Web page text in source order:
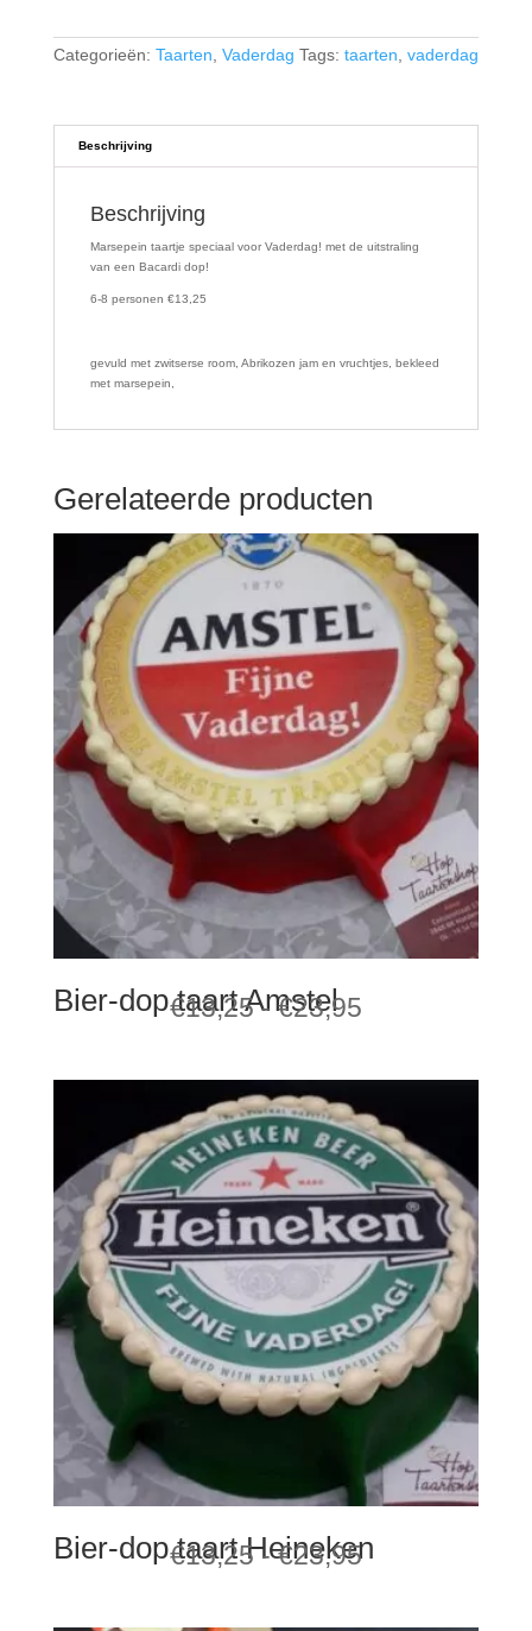
Categorieën: Taarten Vaderdag Tags: taarten vaderdag
Beschrijving
Beschrijving
Marsepein taartje speciaal voor Vaderdag! met de uitstraling
van een Bacardi dop!
6-8 personen €13,25
gevuld met zwitserse room, Abrikozen jam en vruchtjes, bekleed
met marsepein,
Gerelateerde producten
Bier-dop taart Amstel
€13,25 - €23,95Prijsklasse:
€23,95
Bier-dop taart Heineken
€13,25 - €23,95Prijsklasse: